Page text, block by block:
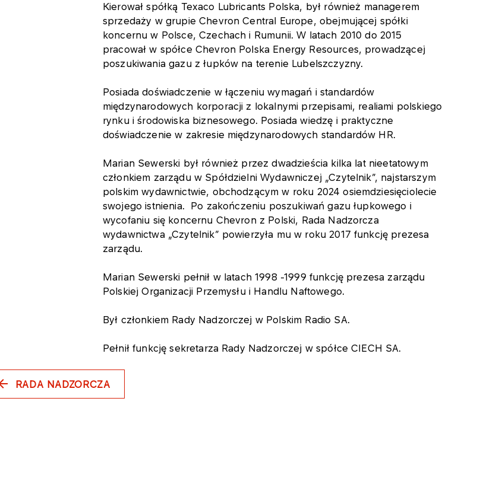
Kierował spółką Texaco Lubricants Polska, był również managerem
sprzedaży w grupie Chevron Central Europe, obejmującej spółki
koncernu w Polsce, Czechach i Rumunii. W latach 2010 do 2015
pracował w spółce Chevron Polska Energy Resources, prowadzącej
poszukiwania gazu z łupków na terenie Lubelszczyzny.
Posiada doświadczenie w łączeniu wymagań i standardów
międzynarodowych korporacji z lokalnymi przepisami, realiami polskiego
rynku i środowiska biznesowego. Posiada wiedzę i praktyczne
doświadczenie w zakresie międzynarodowych standardów HR.
Marian Sewerski był również przez dwadzieścia kilka lat nieetatowym
członkiem zarządu w Spółdzielni Wydawniczej „Czytelnik”, najstarszym
polskim wydawnictwie, obchodzącym w roku 2024 osiemdziesięciolecie
swojego istnienia. Po zakończeniu poszukiwań gazu łupkowego i
wycofaniu się koncernu Chevron z Polski, Rada Nadzorcza
wydawnictwa „Czytelnik” powierzyła mu w roku 2017 funkcję prezesa
zarządu.
Marian Sewerski pełnił w latach 1998 -1999 funkcję prezesa zarządu
Polskiej Organizacji Przemysłu i Handlu Naftowego.
Był członkiem Rady Nadzorczej w Polskim Radio SA.
Pełnił funkcję sekretarza Rady Nadzorczej w spółce CIECH SA.
RADA NADZORCZA